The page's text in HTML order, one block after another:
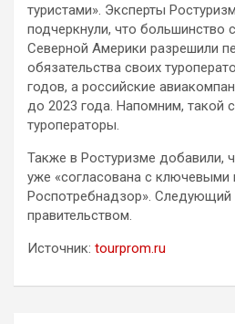
туристами». Эксперты
подчеркнули, что большинство
Северной Америки разрешили
обязательства своих
годов, а российские
до 2023 года. Напомним, такой
туроператоры.
Также в Ростуризме добавили,
уже «согласована с
Роспотребнадзор». Следующий
правительством.
Источник: tourprom.ru